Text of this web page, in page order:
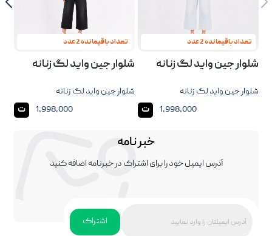
تعداد باقیمانده 2 عدد
شلوار جین واید لگ زنانه
شلوار جین واید لگ زنانه
1,998,000
ت
تعداد باقیمانده 2 عدد
شلوار جین واید لگ زنانه
شلوار جین واید لگ زنانه
1,998,000
ت
خبر نامه
آدرس ایمیل خود را برای اشتراک در خبرنامه اضافه کنید
اشتراک